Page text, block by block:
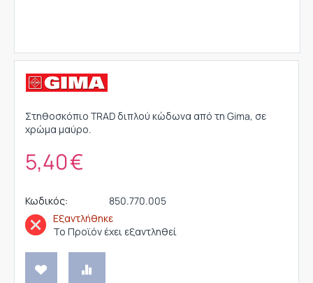
Στηθοσκόπιο TRAD διπλού κώδωνα από τη Gima, σε
χρώμα μαύρο.
5,40€
Κωδικός:
850.770.005
Εξαντλήθηκε
Το Προϊόν έχει εξαντληθεί